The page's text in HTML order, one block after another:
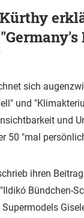
sich
und
und
50 "mal
ihren
Bündchen-